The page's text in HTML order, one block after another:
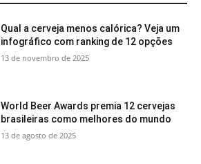
Qual a cerveja menos calórica? Veja um
infográfico com ranking de 12 opções
13 de novembro de 2025
World Beer Awards premia 12 cervejas
brasileiras como melhores do mundo
13 de agosto de 2025